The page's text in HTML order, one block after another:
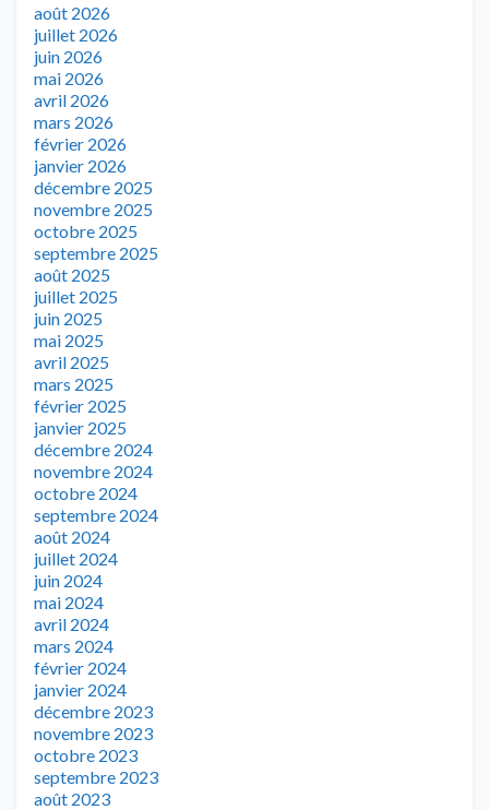
août 2026
juillet 2026
juin 2026
mai 2026
avril 2026
mars 2026
février 2026
janvier 2026
décembre 2025
novembre 2025
octobre 2025
septembre 2025
août 2025
juillet 2025
juin 2025
mai 2025
avril 2025
mars 2025
février 2025
janvier 2025
décembre 2024
novembre 2024
octobre 2024
septembre 2024
août 2024
juillet 2024
juin 2024
mai 2024
avril 2024
mars 2024
février 2024
janvier 2024
décembre 2023
novembre 2023
octobre 2023
septembre 2023
août 2023